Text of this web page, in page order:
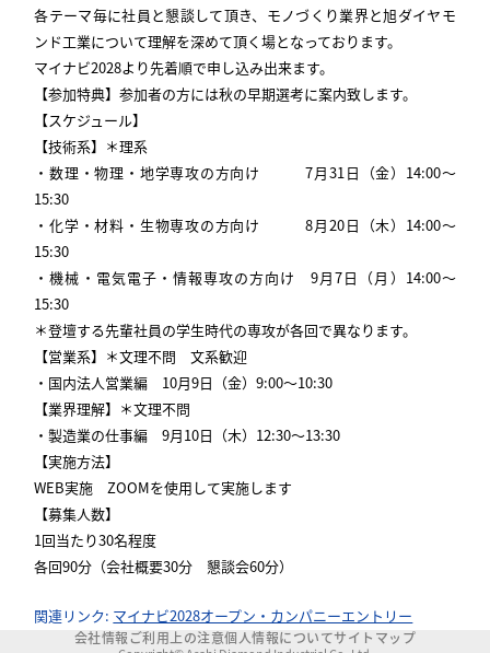
各テーマ毎に社員と懇談して頂き、モノづくり業界と旭ダイヤモ
ンド工業について理解を深めて頂く場となっております。
マイナビ2028より先着順で申し込み出来ます。
【参加特典】参加者の方には秋の早期選考に案内致します。
【スケジュール】
【技術系】＊理系
・数理・物理・地学専攻の方向け 7月31日（金）14:00～
15:30
・化学・材料・生物専攻の方向け 8月20日（木）14:00～
15:30
・機械・電気電子・情報専攻の方向け 9月7日（月）14:00～
15:30
＊登壇する先輩社員の学生時代の専攻が各回で異なります。
【営業系】＊文理不問 文系歓迎
・国内法人営業編 10月9日（金）9:00～10:30
【業界理解】＊文理不問
・製造業の仕事編 9月10日（木）12:30～13:30
【実施方法】
WEB実施 ZOOMを使用して実施します
【募集人数】
1回当たり30名程度
各回90分（会社概要30分 懇談会60分）
関連リンク: マイナビ2028オープン・カンパニーエントリー
会社情報ご利用上の注意個人情報についてサイトマップ